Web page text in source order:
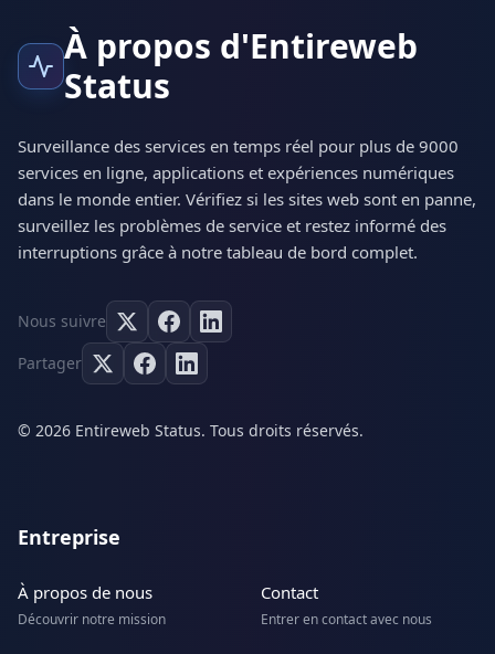
À propos d'Entireweb
Status
Surveillance des services en temps réel pour plus de 9000
services en ligne, applications et expériences numériques
dans le monde entier. Vérifiez si les sites web sont en panne,
surveillez les problèmes de service et restez informé des
interruptions grâce à notre tableau de bord complet.
Nous suivre
Partager
© 2026 Entireweb Status. Tous droits réservés.
Entreprise
À propos de nous
Découvrir notre mission
Contact
Entrer en contact avec nous